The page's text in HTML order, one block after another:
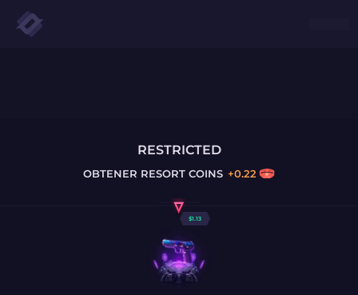
RESTRICTED
OBTENER RESORT COINS +0.22
$1.13